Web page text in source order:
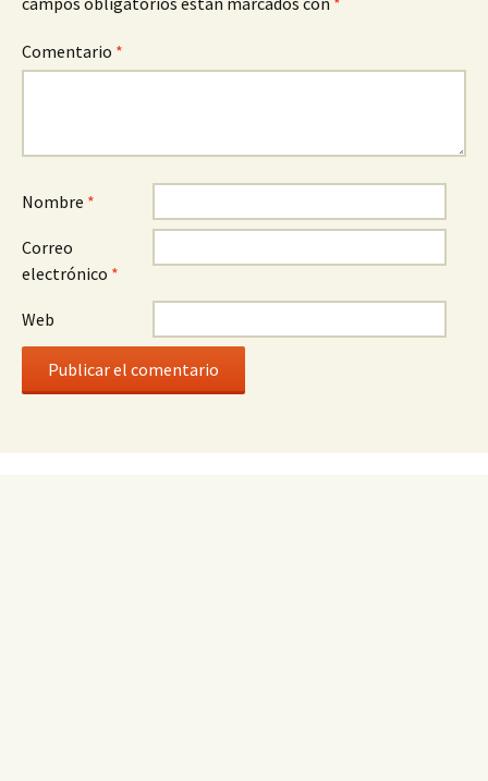
Comentario *
Nombre *
Correo
electrónico *
Web